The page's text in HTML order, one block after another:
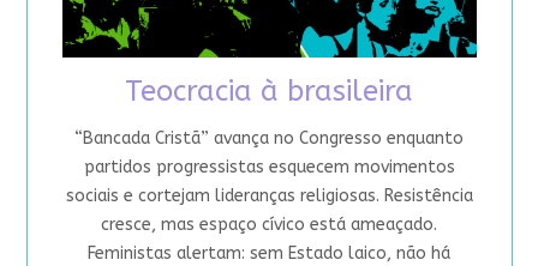
Teocracia à brasileira
“Bancada Cristã” avança no Congresso enquanto
partidos progressistas esquecem movimentos
sociais e cortejam lideranças religiosas. Resistência
cresce, mas espaço cívico está ameaçado.
Feministas alertam: sem Estado laico, não há